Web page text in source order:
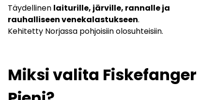
Täydellinen laiturille, järville, rannalle ja
rauhalliseen venekalastukseen.
Kehitetty Norjassa pohjoisiin olosuhteisiin.
Miksi valita Fiskefanger